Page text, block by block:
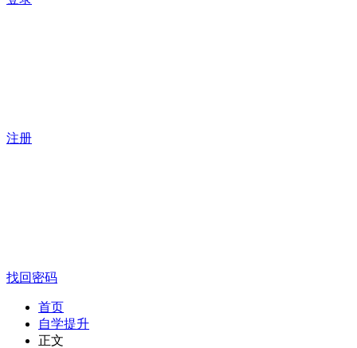
注册
找回密码
首页
自学提升
正文